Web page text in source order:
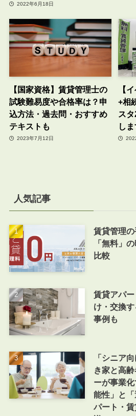
2022年6月18日
【国家資格】賃貸管理士の
試験難易度や合格率は？申
込方法・過去問・おすすめ
テキストも
2023年7月12日
【
+相
ス
しま
人気記事
賃貸管理
「無料」
比較
賃貸アパ
け・交換
事例も
「シニア
き家と高
ーが事業
能性」と
パート・